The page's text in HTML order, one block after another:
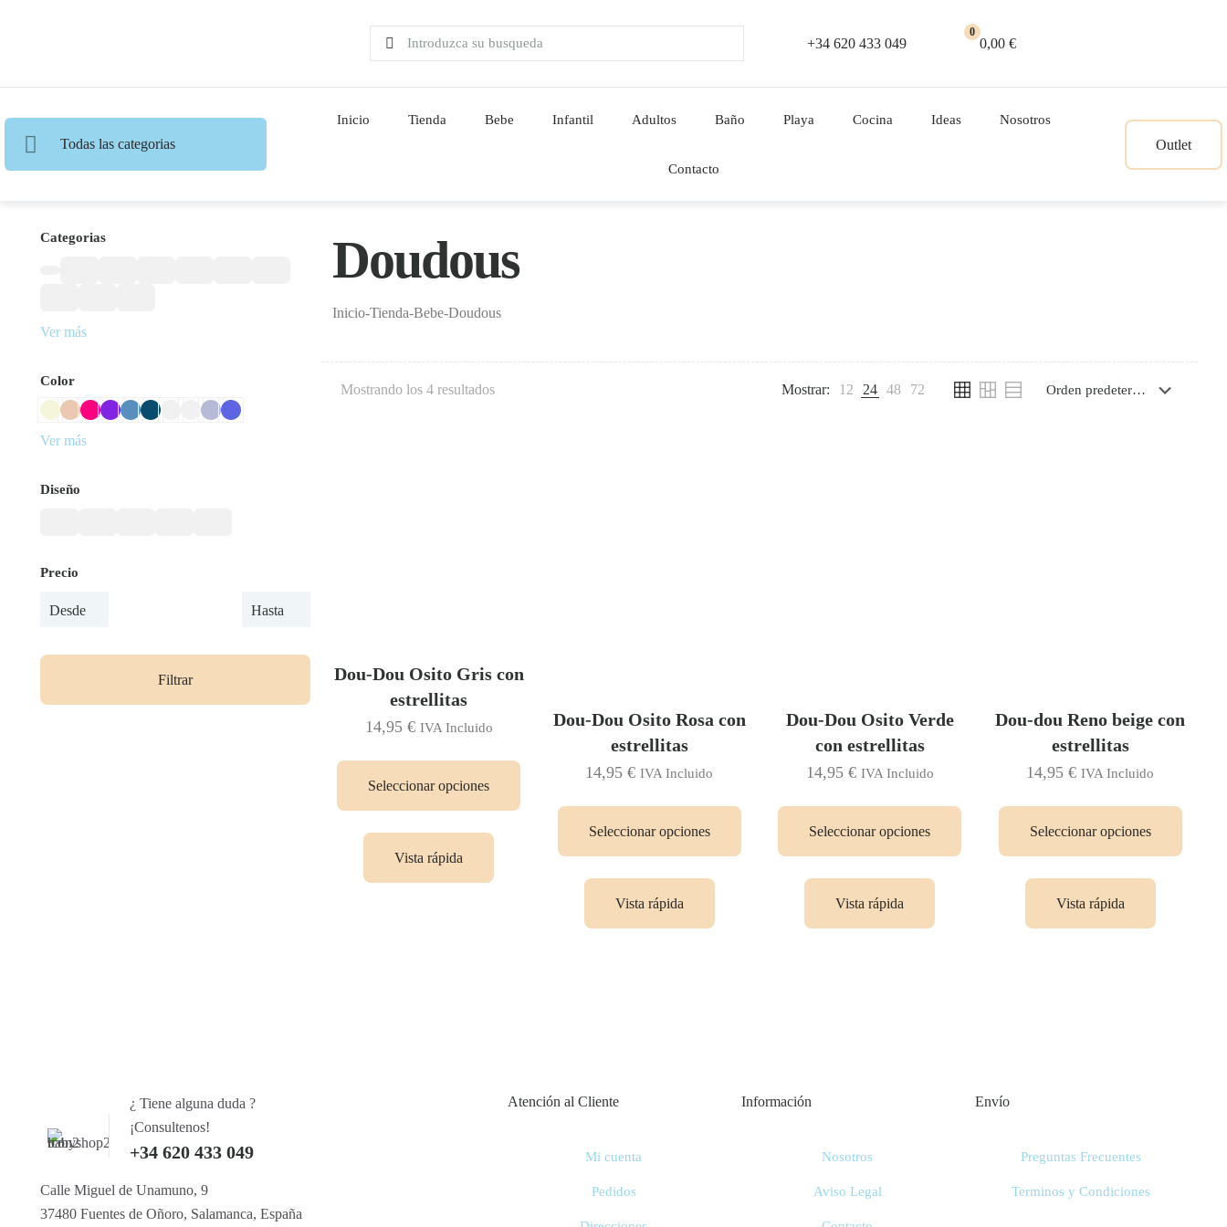
+34 620 433 049
0
0,00 €
Todas las categorias
Inicio Tienda Bebe Infantil Adultos Baño Playa Cocina Ideas Nosotros
Contacto
Outlet
Categorias
Ver más
Color
Ver más
Diseño
Precio
Filtrar
Doudous
Inicio-Tienda-Bebe-Doudous
Mostrando los 4 resultados Mostrar: 12 24 48 72
Dou-Dou Osito Gris con
estrellitas
14,95 € IVA Incluido
Seleccionar opciones
Vista rápida
Dou-Dou Osito Rosa con
estrellitas
14,95€ IVA Incluido
Seleccionar opciones
Vista rápida
Dou-Dou Osito Verde
con estrellitas
14,95 € IVA Incluido
Seleccionar opciones
Vista rápida
Dou-dou Reno beige con
estrellitas
14,95€ IVA Incluido
Seleccionar opciones
Vista rápida
+34 620 433 049
¿ Tiene alguna duda ?
¡Consultenos!
Calle Miguel de Unamuno, 9
37480 Fuentes de Oñoro, Salamanca, España
Atención al Cliente
Mi cuenta
Pedidos
Información
Nosotros
Aviso Legal
Envío
Preguntas Frecuentes
Terminos y Condiciones